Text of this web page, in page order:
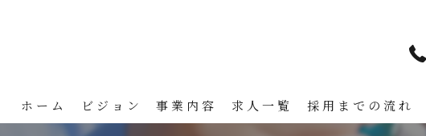
ホーム ビジョン 事業内容 求人一覧 採用までの流れ